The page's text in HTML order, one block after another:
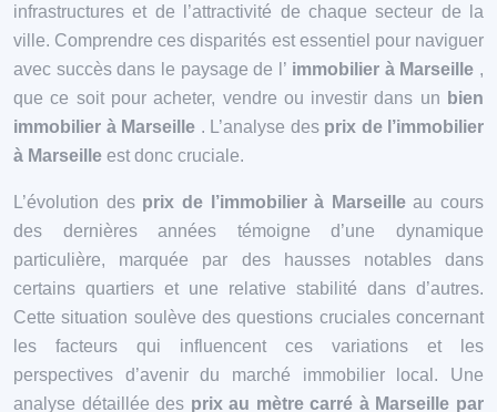
infrastructures et de l’attractivité de chaque secteur de la
ville. Comprendre ces disparités est essentiel pour naviguer
avec succès dans le paysage de l’ immobilier à Marseille ,
que ce soit pour acheter, vendre ou investir dans un bien
immobilier à Marseille . L’analyse des prix de l’immobilier
à Marseille est donc cruciale.
L’évolution des prix de l’immobilier à Marseilleau cours
des dernières années témoigne d’une dynamique
particulière, marquée par des hausses notables dans
certains quartiers et une relative stabilité dans d’autres.
Cette situation soulève des questions cruciales concernant
les facteurs qui influencent ces variations et les
perspectives d’avenir du marché immobilier local. Une
analyse détaillée des prix au mètre carré à Marseille par